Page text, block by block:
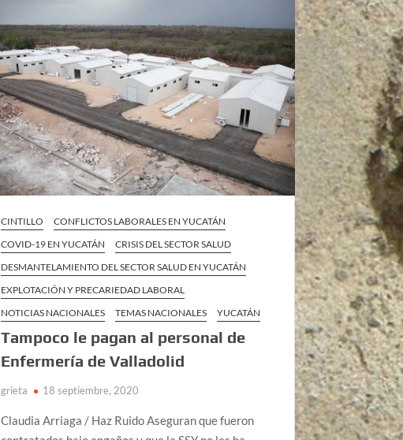
CINTILLO
CONFLICTOS LABORALES EN YUCATÁN
COVID-19 EN YUCATÁN
CRISIS DEL SECTOR SALUD
DESMANTELAMIENTO DEL SECTOR SALUD EN YUCATÁN
EXPLOTACIÓN Y PRECARIEDAD LABORAL
NOTICIAS NACIONALES
TEMAS NACIONALES YUCATÁN
Tampoco le pagan al personal de
Enfermería de Valladolid
grieta 18 septiembre, 2020
Claudia Arriaga / Haz Ruido Aseguran que fueron